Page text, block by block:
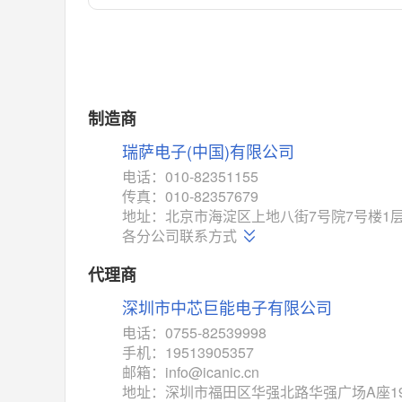
对比
MAX14760
M74HC4852 (意法-ST)
相同功能 相似度 52%
TC4052BF (东芝-Toshiba)
相同功能 相似度 50% 对比
ISL54233 (瑞萨-Renesas)
相同功能 相似度 49%
制造商
瑞萨电子(中国)有限公司
电话：010-82351155
传真：010-82357679
地址：北京市海淀区上地八街7号院7号楼1
各分公司联系方式
代理商
深圳市中芯巨能电子有限公司
电话：0755-82539998
手机：19513905357
邮箱：info@icanic.cn
地址：深圳市福田区华强北路华强广场A座